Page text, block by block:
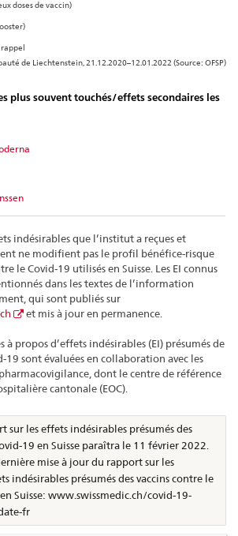
doses de vaccin)
de Liechtenstein, 21.12.2020–12.01.2022 (Source: OFSP)
plus souvent touchés/effets secondaires les
indésirables que l’institut a reçues et
ne modifient pas le profil bénéfice-risque
le Covid-19 utilisés en Suisse. Les EI connus
dans les textes de l’information
qui sont publiés sur
et mis à jour en permanence.
à propos d’effets indésirables (EI) présumés de
19 sont évaluées en collaboration avec les
dont le centre de référence
cantonale (EOC).
sur les effets indésirables présumés des
19 en Suisse paraîtra le 11 février 2022.
mise à jour du rapport sur les
indésirables présumés des vaccins contre le
Suisse: www.swissmedic.ch/covid-19-
fr